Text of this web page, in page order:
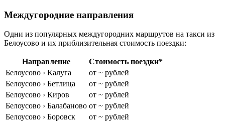
Междугородние направления
Одни из популярных междугородних маршрутов на такси из
Белоусово и их приблизительная стоимость поездки:
Направление
Стоимость поездки*
Белоусово › Калуга
от ~ рублей
Белоусово › Бетлица
от ~ рублей
Белоусово › Киров
от ~ рублей
Белоусово › Балабаново от ~ рублей
Белоусово › Боровск
от ~ рублей